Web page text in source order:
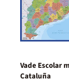
Vade Escolar
Cataluña